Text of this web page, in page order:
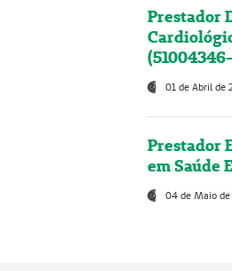
Prestador
01 de Abril de
Prestador
em Saúde
04 de Maio de